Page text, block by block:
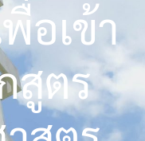
อเข้า
สูตร